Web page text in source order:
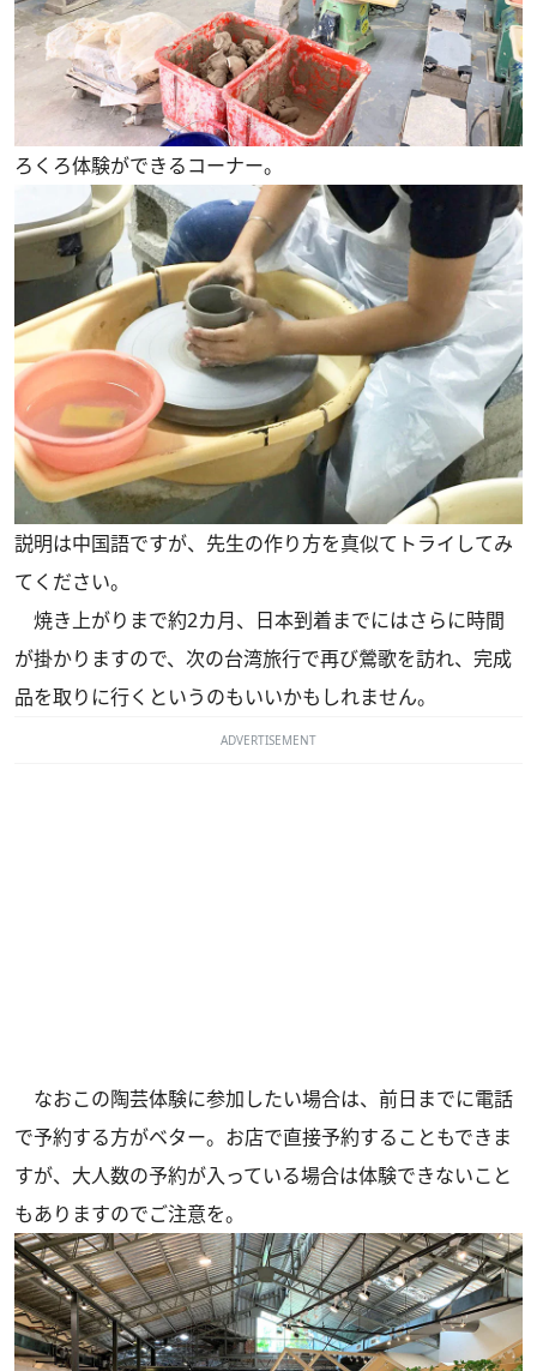
ろくろ体験ができるコーナー。
説明は中国語ですが、先生の作り方を真似てトライしてみ
てください。
焼き上がりまで約2カ月、日本到着までにはさらに時間
が掛かりますので、次の台湾旅行で再び鶯歌を訪れ、完成
品を取りに行くというのもいいかもしれません。
ADVERTISEMENT
なおこの陶芸体験に参加したい場合は、前日までに電話
で予約する方がベター。お店で直接予約することもできま
すが、大人数の予約が入っている場合は体験できないこと
もありますのでご注意を。